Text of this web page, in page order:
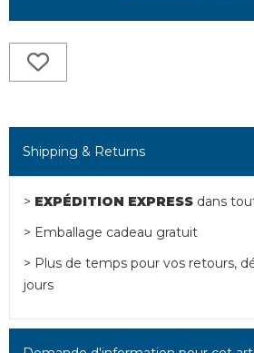
Shipping & Returns
> EXPÉDITION EXPRESS dans
> Emballage cadeau gratuit
> Plus de temps pour vos retours,
jours